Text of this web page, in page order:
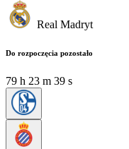
Real Madryt
Do rozpoczęcia pozostało
79 h 23 m 37 s